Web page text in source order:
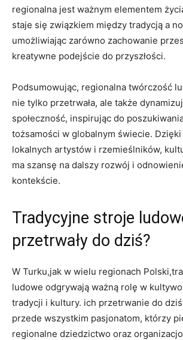
regionalna jest ważnym elementem
staje się związkiem między tradycją a
umożliwiając zarówno zachowanie
kreatywne podejście do przyszłości.
Podsumowując, regionalna twórczość
nie tylko przetrwała, ale także
społeczność, inspirując do
tożsamości w globalnym świecie. Dzięki
lokalnych artystów i rzemieślników,
ma szansę na dalszy rozwój i
kontekście.
Tradycyjne stroje
przetrwały do dziś?
W Turku,jak w wielu regionach
ludowe odgrywają ważną rolę w
tradycji i kultury. ich przetrwanie do
przede wszystkim pasjonatom, którzy
regionalne dziedzictwo oraz